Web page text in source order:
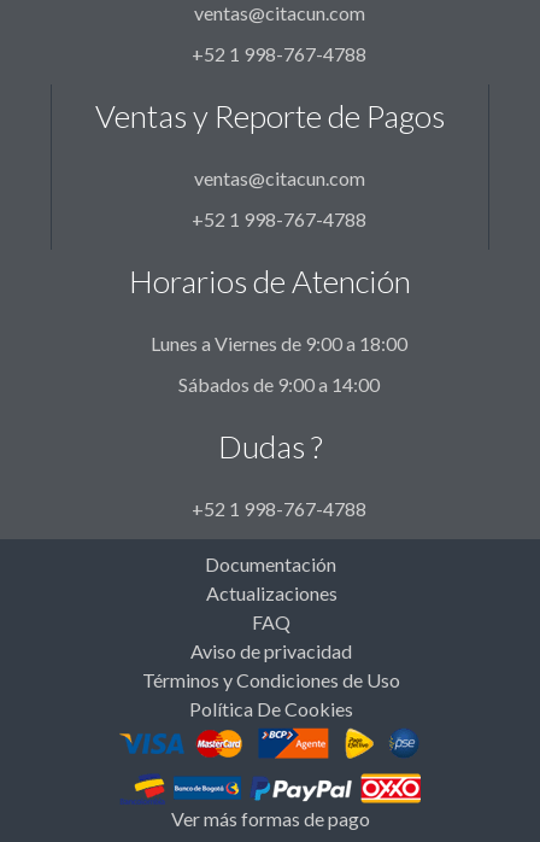
ventas@citacun.com
+52 1 998-767-4788
Ventas y Reporte de Pagos
ventas@citacun.com
+52 1 998-767-4788
Horarios de Atención
Lunes a Viernes de 9:00 a 18:00
Sábados de 9:00 a 14:00
Dudas ?
+52 1 998-767-4788
Documentación
Actualizaciones
FAQ
Aviso de privacidad
Términos y Condiciones de Uso
Política De Cookies
Ver más formas de pago